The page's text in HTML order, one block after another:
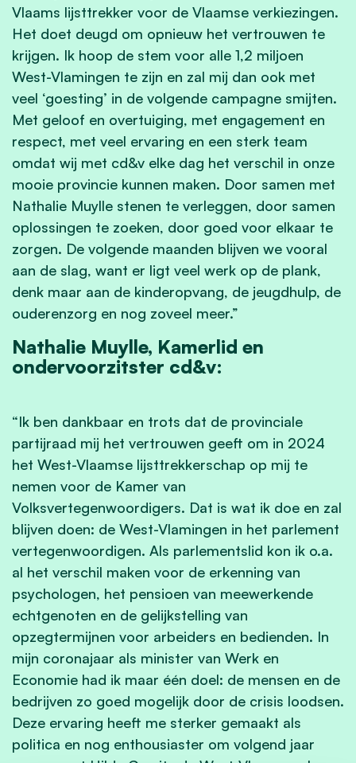
Vlaams lijsttrekker voor de Vlaamse verkiezingen.
Het doet deugd om opnieuw het vertrouwen te
krijgen. Ik hoop de stem voor alle 1,2 miljoen
West-Vlamingen te zijn en zal mij dan ook met
veel ‘goesting’ in de volgende campagne smijten.
Met geloof en overtuiging, met engagement en
respect, met veel ervaring en een sterk team
omdat wij met cd&v elke dag het verschil in onze
mooie provincie kunnen maken. Door samen met
Nathalie Muylle stenen te verleggen, door samen
oplossingen te zoeken, door goed voor elkaar te
zorgen. De volgende maanden blijven we vooral
aan de slag, want er ligt veel werk op de plank,
denk maar aan de kinderopvang, de jeugdhulp, de
ouderenzorg en nog zoveel meer.”
Nathalie Muylle, Kamerlid en
ondervoorzitster cd&v:
“Ik ben dankbaar en trots dat de provinciale
partijraad mij het vertrouwen geeft om in 2024
het West-Vlaamse lijsttrekkerschap op mij te
nemen voor de Kamer van
Volksvertegenwoordigers. Dat is wat ik doe en zal
blijven doen: de West-Vlamingen in het parlement
vertegenwoordigen. Als parlementslid kon ik o.a.
al het verschil maken voor de erkenning van
psychologen, het pensioen van meewerkende
echtgenoten en de gelijkstelling van
opzegtermijnen voor arbeiders en bedienden. In
mijn coronajaar als minister van Werk en
Economie had ik maar één doel: de mensen en de
bedrijven zo goed mogelijk door de crisis loodsen.
Deze ervaring heeft me sterker gemaakt als
politica en nog enthousiaster om volgend jaar